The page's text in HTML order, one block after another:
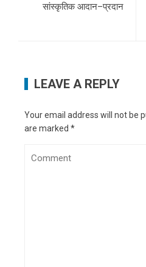
सांस्कृतिक आदान–प्रदान
LEAVE A REPLY
Your email address will not be
are marked *